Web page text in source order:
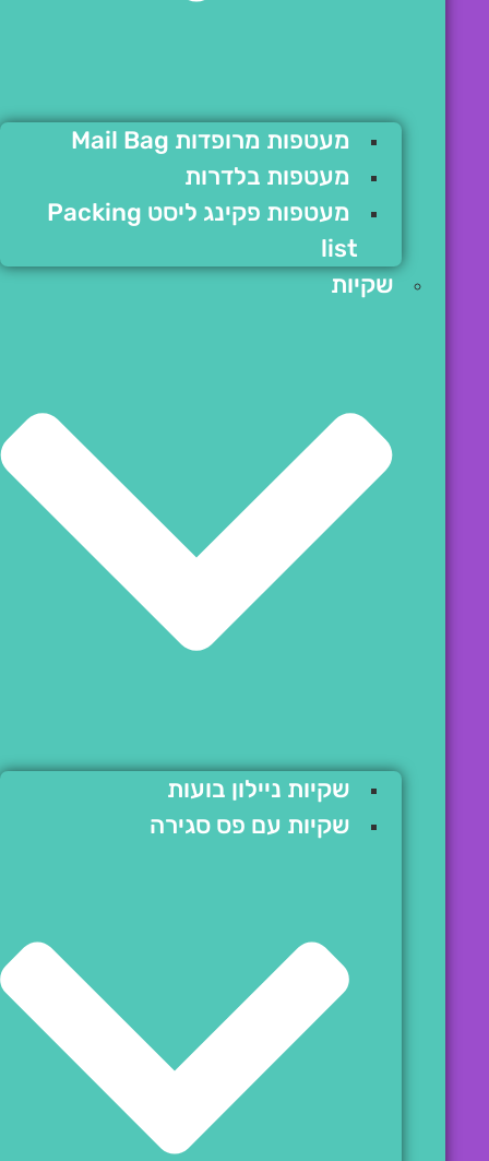
מעטפות מרופדות Mail Bag
מעטפות בלדרות
מעטפות פקינג ליסט Packing
list
שקיות
שקיות ניילון בועות
שקיות עם פס סגירה